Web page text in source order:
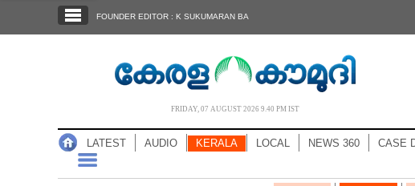
NOTIFIED NEWS
FOUNDER EDITOR : K SUKUMARAN BA
FRIDAY, 07 AUGUST 2026 9.40 PM IST
LATEST AUDIO KERALA LOCAL NEWS 360 CASE